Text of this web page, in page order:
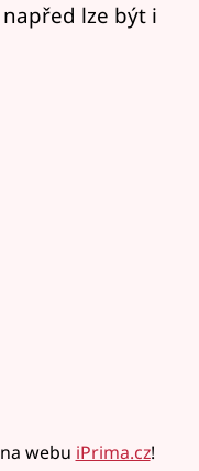
lze být i
webu iPrima.cz!